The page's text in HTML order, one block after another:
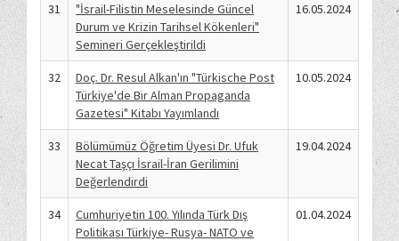
31
"İsrail-Filistin Meselesinde Güncel
Durum ve Krizin Tarihsel Kökenleri"
Semineri Gerçekleştirildi
16.05.2024
32
Doç. Dr. Resul Alkan'ın "Türkische Post
Türkiye'de Bir Alman Propaganda
Gazetesi" Kitabı Yayımlandı
10.05.2024
33
Bölümümüz Öğretim Üyesi Dr. Ufuk
Necat Taşçı İsrail-İran Gerilimini
Değerlendirdi
19.04.2024
34
Cumhuriyetin 100. Yılında Türk Dış
Politikası Türkiye- Rusya- NATO ve
01.04.2024